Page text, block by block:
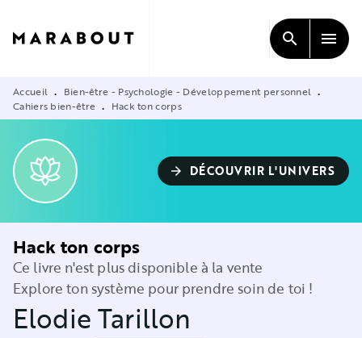
CONTENU
search menu
Accueil • Bien-être - Psychologie - Développement personnel •
Cahiers bien-être • Hack ton corps
arrow_forward DÉCOUVRIR L'UNIVERS
Hack ton corps
Ce livre n'est plus disponible à la vente
Explore ton système pour prendre soin de toi !
Elodie Tarillon